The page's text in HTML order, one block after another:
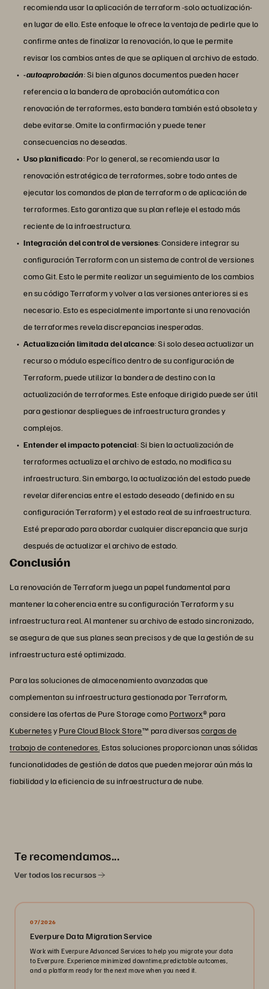
recomienda usar la aplicación de terraform -solo actualización-
en lugar de ello. Este enfoque le ofrece la ventaja de pedirle que lo
confirme antes de finalizar la renovación, lo que le permite
revisar los cambios antes de que se apliquen al archivo de estado.
-autoaprobación: Si bien algunos documentos pueden hacer
referencia a la bandera de aprobación automática con
renovación de terraformes, esta bandera también está obsoleta y
debe evitarse. Omite la confirmación y puede tener
consecuencias no deseadas.
Uso planificado: Por lo general, se recomienda usar la
renovación estratégica de terraformes, sobre todo antes de
ejecutar los comandos de plan de terraform o de aplicación de
terraformes. Esto garantiza que su plan refleje el estado más
reciente de la infraestructura.
Integración del control de versiones: Considere integrar su
configuración Terraform con un sistema de control de versiones
como Git. Esto le permite realizar un seguimiento de los cambios
en su código Terraform y volver a las versiones anteriores si es
necesario. Esto es especialmente importante si una renovación
de terraformes revela discrepancias inesperadas.
Actualización limitada del alcance: Si solo desea actualizar un
recurso o módulo específico dentro de su configuración de
Terraform, puede utilizar la bandera de destino con la
actualización de terraformes. Este enfoque dirigido puede ser útil
para gestionar despliegues de infraestructura grandes y
complejos.
Entender el impacto potencial: Si bien la actualización de
terraformes actualiza el archivo de estado, no modifica su
infraestructura. Sin embargo, la actualización del estado puede
revelar diferencias entre el estado deseado (definido en su
configuración Terraform) y el estado real de su infraestructura.
Esté preparado para abordar cualquier discrepancia que surja
después de actualizar el archivo de estado.
Conclusión
La renovación de Terraform juega un papel fundamental para
mantener la coherencia entre su configuración Terraform y su
infraestructura real. Al mantener su archivo de estado sincronizado,
se asegura de que sus planes sean precisos y de que la gestión de su
infraestructura esté optimizada.
Para las soluciones de almacenamiento avanzadas que
complementan su infraestructura gestionada por Terraform,
considere las ofertas de Pure Storage comoPortworx® para
KubernetesyPure Cloud Block Store™ para diversascargas de
trabajo de contenedores.Estas soluciones proporcionan unas sólidas
funcionalidades de gestión de datos que pueden mejorar aún más la
fiabilidad y la eficiencia de su infraestructura de nube.
Te recomendamos...
Ver todos los recursos
07/2026
Everpure Data Migration Service
Work with Everpure Advanced Services to help you migrate your data
to Everpure. Experience minimized downtime,predictable outcomes,
and a platform ready for the next move when you need it.